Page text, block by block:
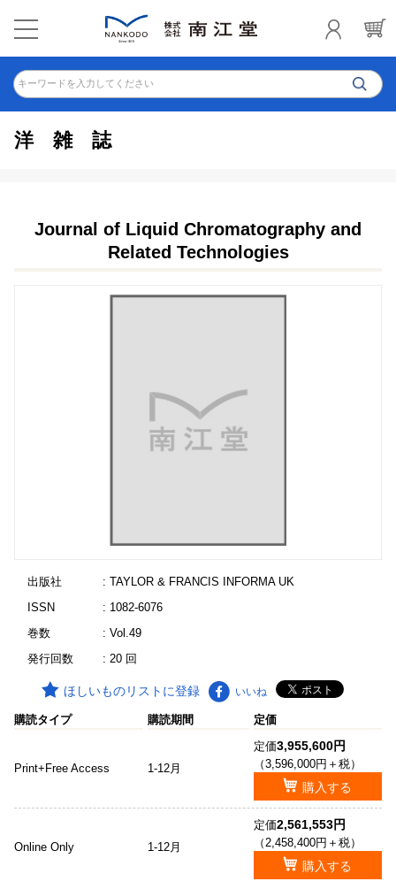
キーワードを入力してください
洋雑誌
Journal of Liquid Chromatography and
Related Technologies
出版社
: TAYLOR & FRANCIS INFORMA UK
ISSN
: 1082-6076
巻数
: Vol.49
発行回数
: 20 回
ほしいものリストに登録 いいね
購読タイプ 購読期間 定価
Print+Free Access 1-12月
定価3,955,600円
（3,596,000円＋税）
購入する
Online Only 1-12月
定価2,561,553円
（2,458,400円＋税）
購入する